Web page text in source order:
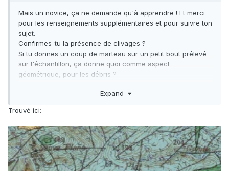
Mais un novice, ça ne demande qu'à apprendre ! Et merci
pour les renseignements supplémentaires et pour suivre ton
sujet.
Confirmes-tu la présence de clivages ?
Si tu donnes un coup de marteau sur un petit bout prélevé
sur l'échantillon, ça donne quoi comme aspect
géométrique, pour les débris ?
Expand
Trouvé ici: